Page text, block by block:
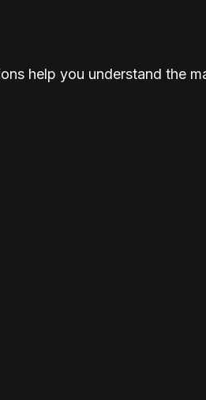
help you understand the